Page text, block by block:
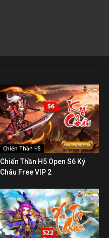
Chiến Thần H5
Chiến Thần H5 Open S6 Ký
Châu Free VIP 2